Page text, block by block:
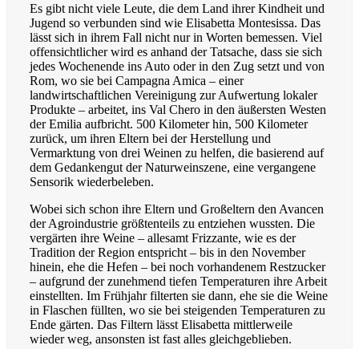
Es gibt nicht viele Leute, die dem Land ihrer Kindheit und
Jugend so verbunden sind wie Elisabetta Montesissa. Das
lässt sich in ihrem Fall nicht nur in Worten bemessen. Viel
offensichtlicher wird es anhand der Tatsache, dass sie sich
jedes Wochenende ins Auto oder in den Zug setzt und von
Rom, wo sie bei Campagna Amica – einer
landwirtschaftlichen Vereinigung zur Aufwertung lokaler
Produkte – arbeitet, ins Val Chero in den äußersten Westen
der Emilia aufbricht. 500 Kilometer hin, 500 Kilometer
zurück, um ihren Eltern bei der Herstellung und
Vermarktung von drei Weinen zu helfen, die basierend auf
dem Gedankengut der Naturweinszene, eine vergangene
Sensorik wiederbeleben.
Wobei sich schon ihre Eltern und Großeltern den Avancen
der Agroindustrie größtenteils zu entziehen wussten. Die
vergärten ihre Weine – allesamt Frizzante, wie es der
Tradition der Region entspricht – bis in den November
hinein, ehe die Hefen – bei noch vorhandenem Restzucker
– aufgrund der zunehmend tiefen Temperaturen ihre Arbeit
einstellten. Im Frühjahr filterten sie dann, ehe sie die Weine
in Flaschen füllten, wo sie bei steigenden Temperaturen zu
Ende gärten. Das Filtern lässt Elisabetta mittlerweile
wieder weg, ansonsten ist fast alles gleichgeblieben.